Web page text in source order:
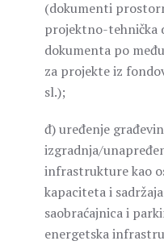
(dokumenti
projektno-tehnička
dokumenta po
za projekte iz
sl.);
đ) uređenje
izgradnja/
infrastrukture kao
kapaciteta i
saobraćajnica i
energetska